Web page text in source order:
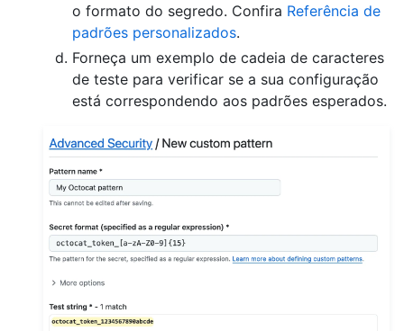
o formato do segredo. Confira Referência de
padrões personalizados.
Forneça um exemplo de cadeia de caracteres
de teste para verificar se a sua configuração
está correspondendo aos padrões esperados.